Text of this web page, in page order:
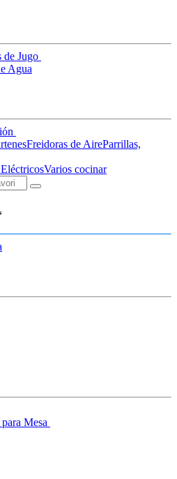
de Jugo
Agua
Freidoras de AireParrillas,
Varios cocinar
Mesa